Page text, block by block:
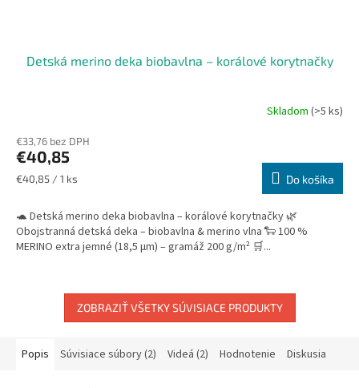
Detská merino deka biobavlna – korálové korytnačky
Skladom (>5 ks)
€33,76 bez DPH
€40,85
Jednotková
€40,85 / 1 ks Do košíka
🐢 Detská merino deka biobavlna – korálové korytnačky 🌿
Obojstranná detská deka – biobavlna & merino vlna 🐑 100 %
MERINO extra jemné (18,5 µm) – gramáž 200 g/m² 🛒...
ZOBRAZIŤ VŠETKY SÚVISIACE PRODUKTY
Popis Súvisiace súbory (2) Videá (2) Hodnotenie Diskusia